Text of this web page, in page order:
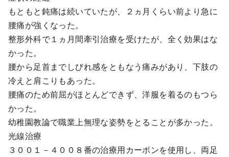
もともと鈍痛は続いていたが、２ヵ月くらい前より急に
腰痛が強くなった。
整形外科で１ヵ月間牽引治療を受けたが、全く効果はな
かった。
腰から足首までしびれ感をともなう痛みがあり、下肢の
冷えと肩こりもあった。
腰痛のため前屈がほとんどできず、洋服を着るのもつら
かった。
幼稚園教論で職業上無理な姿勢をとることが多かった。
光線治療
３００１－４００８番の治療用カーボンを使用し、両足